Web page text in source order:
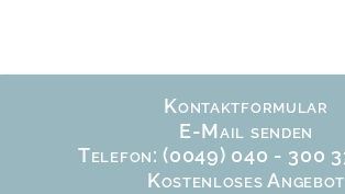
Trinkflaschen
Service
Kontakt
Kontaktformular
E-Mail senden
Telefon: (0049) 040 - 300
Kostenloses Angebot